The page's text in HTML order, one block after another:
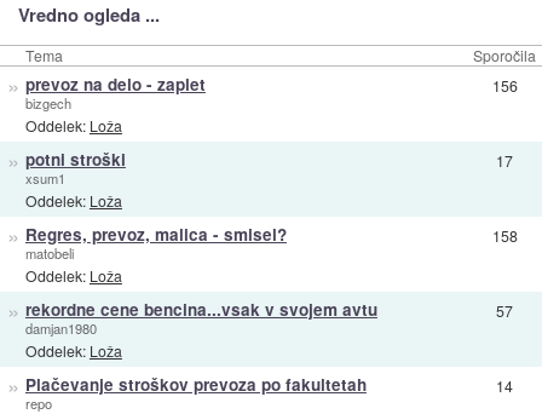
Vredno ogleda ...
Tema Sporočila
» prevoz na delo - zaplet
bizgech
Oddelek: Loža
156
» potni stroški
xsum1
Oddelek: Loža
17
» Regres, prevoz, malica - smisel?
matobeli
Oddelek: Loža
158
» rekordne cene bencina...vsak v svojem avtu
damjan1980
Oddelek: Loža
57
» Plačevanje stroškov prevoza po fakultetah
repo
14